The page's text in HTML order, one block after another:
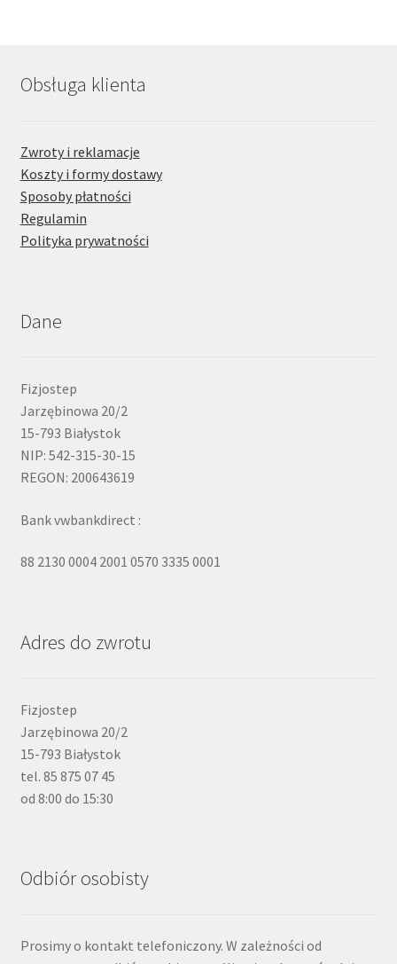
Obsługa klienta
Zwroty i reklamacje
Koszty i formy dostawy
Sposoby płatności
Regulamin
Polityka prywatności
Dane
Fizjostep
Jarzębinowa 20/2
15-793 Białystok
NIP: 542-315-30-15
REGON: 200643619
Bank vwbankdirect :
88 2130 0004 2001 0570 3335 0001
Adres do zwrotu
Fizjostep
Jarzębinowa 20/2
15-793 Białystok
tel. 85 875 07 45
od 8:00 do 15:30
Odbiór osobisty
Prosimy o kontakt telefoniczony. W zależności od